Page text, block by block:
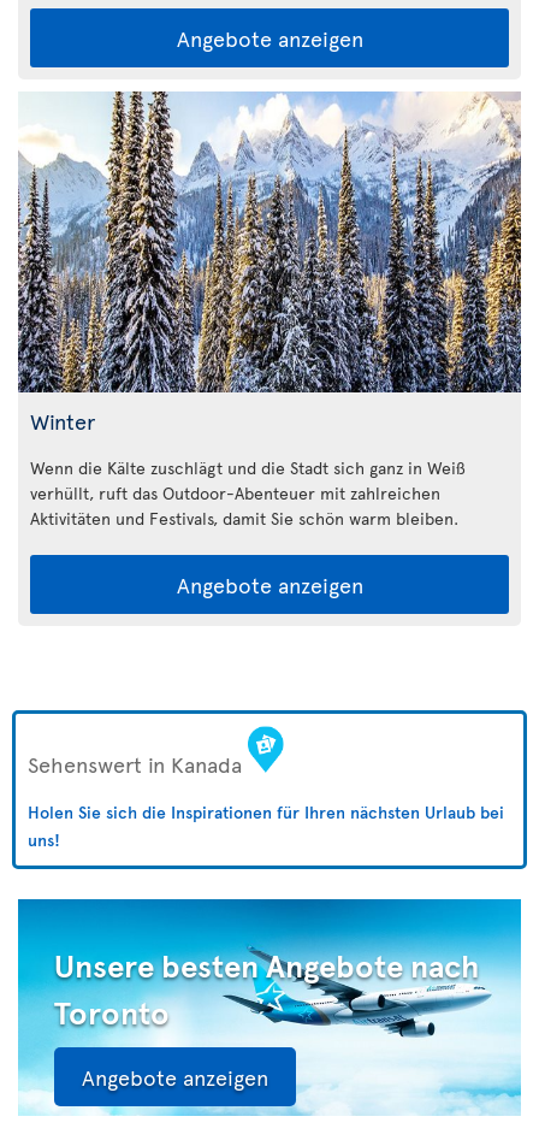
Angebote anzeigen
Winter
Wenn die Kälte zuschlägt und die Stadt sich ganz in Weiß
verhüllt, ruft das Outdoor-Abenteuer mit zahlreichen
Aktivitäten und Festivals, damit Sie schön warm bleiben.
Angebote anzeigen
Sehenswert in Kanada
Holen Sie sich die Inspirationen für Ihren nächsten Urlaub bei
uns!
Unsere besten Angebote nach
Toronto
Angebote anzeigen